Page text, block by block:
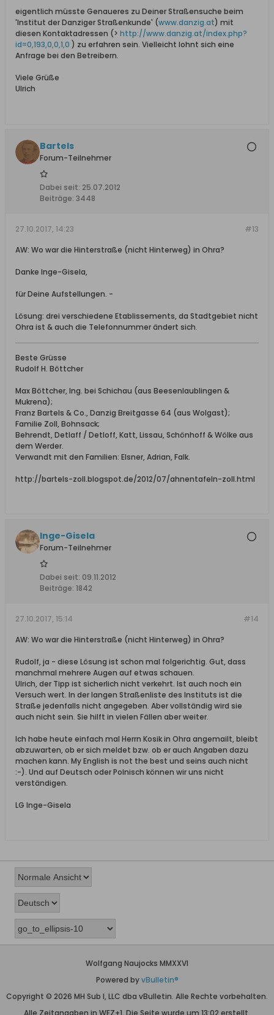
eigentlich müsste Genaueres zu Deiner Straßensuche beim
'Institut der Danziger Straßenkunde' (www.danzig.at) mit
diesen Kontaktadressen (> http://www.danzig.at/index.php?
id=0,193,0,0,1,0 ) zu erfahren sein. Vielleicht lohnt sich eine
Anfrage bei den Betreibern.
Viele Grüße
Ulrich
Bartels
Forum-Teilnehmer
Dabei seit: 25.07.2012
Beiträge: 3448
#13
27.10.2017, 14:23
AW: Wo war die Hinterstraße (nicht Hinterweg) in Ohra?
Danke Inge-Gisela,
für Deine Aufstellungen. -
Lösung: drei verschiedene Etablissements, da Stadtgebiet nicht
Ohra ist & auch die Telefonnummer ändert sich.
Beste Grüsse
Rudolf H. Böttcher
Max Böttcher, Ing. bei Schichau (aus Beesenlaublingen &
Mukrena);
Franz Bartels & Co., Danzig Breitgasse 64 (aus Wolgast);
Familie Zoll, Bohnsack;
Behrendt, Detlaff / Detloff, Katt, Lissau, Schönhoff & Wölke aus
dem Werder.
Verwandt mit den Familien: Elsner, Adrian, Falk.
http://bartels-zoll.blogspot.de/2012/07/ahnentafeln-zoll.html
Inge-Gisela
Forum-Teilnehmer
Dabei seit: 09.11.2012
Beiträge: 1842
#14
27.10.2017, 15:14
AW: Wo war die Hinterstraße (nicht Hinterweg) in Ohra?
Rudolf, ja - diese Lösung ist schon mal folgerichtig. Gut, dass
manchmal mehrere Augen auf etwas schauen.
Ulrich, der Tipp ist sicherlich nicht verkehrt. Ist auch noch ein
Versuch wert. In der langen Straßenliste des Instituts ist die
Straße jedenfalls nicht angegeben. Aber vollständig wird sie
auch nicht sein. Sie hilft in vielen Fällen aber weiter.
Ich habe heute einfach mal Herrn Kosik in Ohra angemailt, bleibt
abzuwarten, ob er sich meldet bzw. ob er auch Angaben dazu
machen kann. My English is not the best und seins auch nicht
:-). Und auf Deutsch oder Polnisch können wir uns nicht
verständigen.
LG Inge-Gisela
Wolfgang Naujocks MMXXVI
Powered byvBulletin®
Copyright © 2026 MH Sub I, LLC dba vBulletin. Alle Rechte vorbehalten.
Alle Zeitangaben in WEZ+1. Die Seite wurde um 13:02 erstellt.